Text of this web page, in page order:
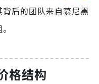
后的团队来自慕尼黑
格结构